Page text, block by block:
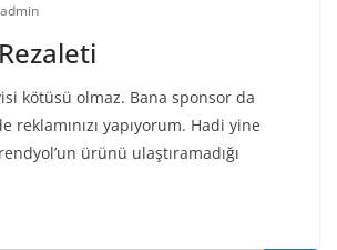
admin
kötüsü olmaz. Bana sponsor da
reklamınızı yapıyorum. Hadi yine
ürünü ulaştıramadığı